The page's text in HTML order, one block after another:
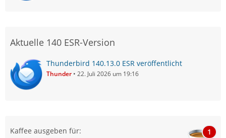
Aktuelle 140 ESR-Version
Thunderbird 140.13.0 ESR veröffentlicht
Thunder 22. Juli 2026 um 19:16
Kaffee ausgeben für: 1